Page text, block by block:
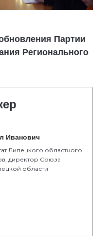
Партии
Регионального
Иванович
Липецкого областного
директор Союза
области